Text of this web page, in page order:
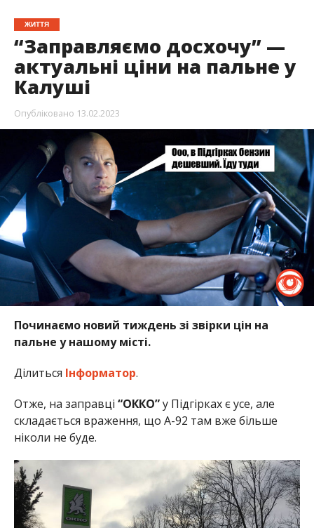
ЖИТТЯ
“Заправляємо досхочу” —
актуальні ціни на пальне у
Калуші
Опубліковано 13.02.2023
Починаємо новий тиждень зі звірки цін на
пальне у нашому місті.
Ділиться Інформатор.
Отже, на заправці “ОККО”у Підгірках є усе, але
складається враження, що А-92 там вже більше
ніколи не буде.